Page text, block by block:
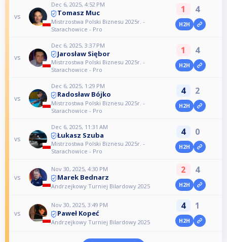
vs
Dec 6, 2025, 4:52 PM
Tomasz Muc
Mistrzostwa Polski Biznesu 2025r. -
Starachowice - Pro
1 4
H2H
vs
Dec 6, 2025, 3:37 PM
Jarosław Siębor
Mistrzostwa Polski Biznesu 2025r. -
Starachowice - Pro
1 4
H2H
vs
Dec 6, 2025, 1:29 PM
Radosław Bójko
Mistrzostwa Polski Biznesu 2025r. -
Starachowice - Pro
4 2
H2H
vs
Dec 6, 2025, 11:31 AM
Łukasz Szuba
Mistrzostwa Polski Biznesu 2025r. -
Starachowice - Pro
4 0
H2H
vs
Nov 30, 2025, 4:30 PM
Marek Bednarz
Andrzejkowy Turniej Bilardowy 2025
2 4
H2H
vs
Nov 30, 2025, 3:49 PM
Paweł Kopeć
Andrzejkowy Turniej Bilardowy 2025
4 1
H2H